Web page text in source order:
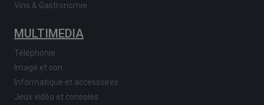
Vins & Gastronomie
MULTIMEDIA
Téléphonie
Image et son
Informatique et accessoires
Jeux vidéo et consoles